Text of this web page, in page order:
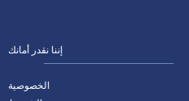
إننا نقدر أمانك
الخصوصية